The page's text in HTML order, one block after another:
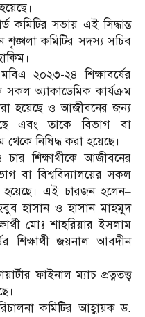
কমিটির সভায় এই সিদ্ধান্ত
শৃঙ্খলা কমিটির সদস্য সচিব
২০২৩-২৪ শিক্ষাবর্ষের
সকল অ্যাকাডেমিক কার্যক্রম
হয়েছে ও আজীবনের জন্য
এবং তাকে বিভাগ বা
থেকে নিষিদ্ধ করা হয়েছে।
শিক্ষার্থীকে আজীবনের
বা বিশ্ববিদ্যালয়ের সকল
হয়েছে। এই চারজন হলেন–
হাসান ও হাসান মাহমুদ
মোঃ শাহরিয়ার ইসলাম
শিক্ষার্থী জয়নাল আবদীন
ফাইনাল ম্যাচ প্রত্নতত্ত্ব
কমিটির আহ্বায়ক ড.